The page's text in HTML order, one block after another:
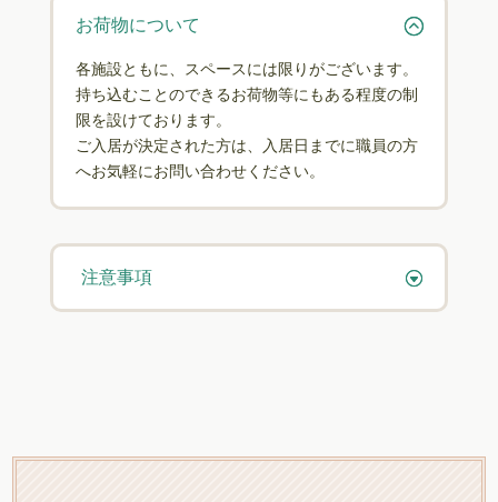
お荷物について
各施設ともに、スペースには限りがございます。
持ち込むことのできるお荷物等にもある程度の制
限を設けております。
ご入居が決定された方は、入居日までに職員の方
へお気軽にお問い合わせください。
注意事項